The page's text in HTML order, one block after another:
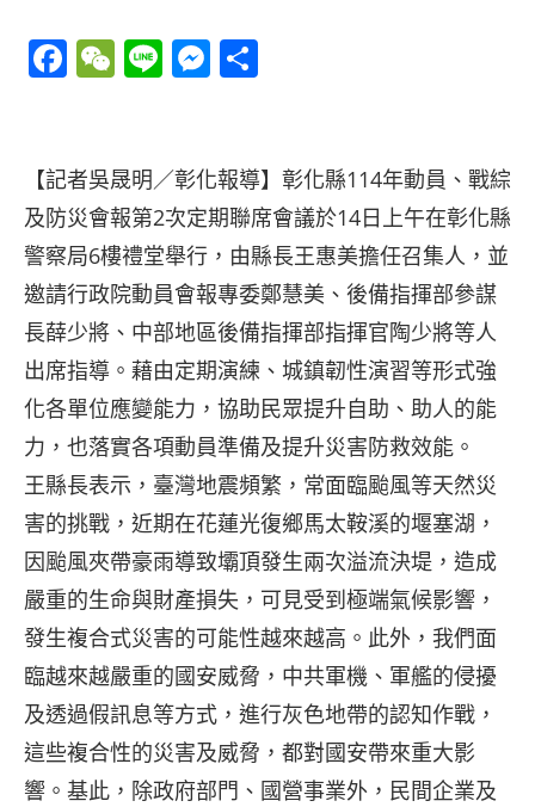
Facebook
WeChat
LineMessenger
【記者吳晟明／彰化報導】彰化縣114年動員、戰綜
及防災會報第2次定期聯席會議於14日上午在彰化縣
警察局6樓禮堂舉行，由縣長王惠美擔任召集人，並
邀請行政院動員會報專委鄭慧美、後備指揮部參謀
長薛少將、中部地區後備指揮部指揮官陶少將等人
出席指導。藉由定期演練、城鎮韌性演習等形式強
化各單位應變能力，協助民眾提升自助、助人的能
力，也落實各項動員準備及提升災害防救效能。
王縣長表示，臺灣地震頻繁，常面臨颱風等天然災
害的挑戰，近期在花蓮光復鄉馬太鞍溪的堰塞湖，
因颱風夾帶豪雨導致壩頂發生兩次溢流決堤，造成
嚴重的生命與財產損失，可見受到極端氣候影響，
發生複合式災害的可能性越來越高。此外，我們面
臨越來越嚴重的國安威脅，中共軍機、軍艦的侵擾
及透過假訊息等方式，進行灰色地帶的認知作戰，
這些複合性的災害及威脅，都對國安帶來重大影
響。基此，除政府部門、國營事業外，民間企業及